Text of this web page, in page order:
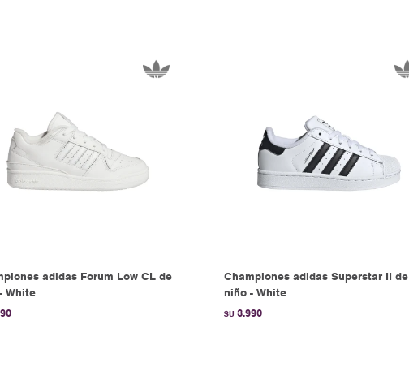
adidas Forum Low CL de
White
Championes adidas Superstar II de
niño - White
$U 3.990